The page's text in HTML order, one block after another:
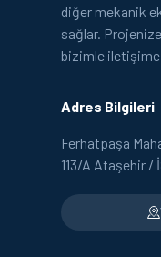
diğer mekanik
sağlar.
bizimle
Adres Bilgileri
Ferhatpaşa
113/A Ataşehir /